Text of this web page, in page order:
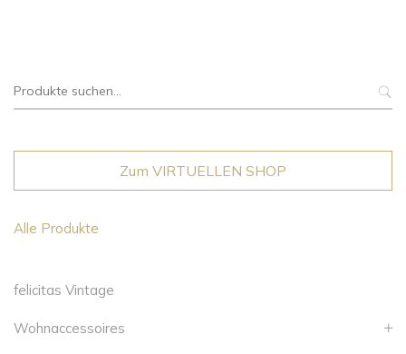
Suche
Zum VIRTUELLEN SHOP
Alle Produkte
felicitas Vintage
Wohnaccessoires